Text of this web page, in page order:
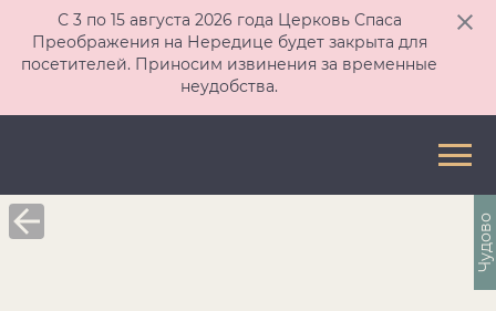
С 3 по 15 августа 2026 года Церковь Спаса
Преображения на Нередице будет закрыта для
посетителей. Приносим извинения за временные
неудобства.
Чудово